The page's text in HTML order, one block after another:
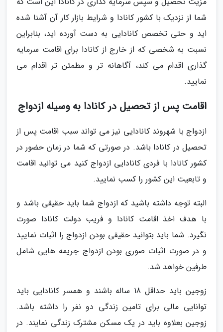
شما از نزدیک با کشور کانادا و شرایط بازار کار آن آشنا شده
اید و حتی تخصص کانادایی به دست آورده اید، بنابراین
نسبت به شخصی که از خارج از کانادا برای اقامت سرمایه
گذاری اقدام می کند، آگاهانه تر و مطمئن تر اقدام می
نمایید.
اقامت پس از تحصیل در کانادا به وسیله ازدواج
ازدواج با شهروند کانادایی نیز می تواند سبب اقامت پس از
تحصیل در کانادا باشد. در صورتی که شما در زمان حضور در
کشور کانادا با فردی کانادایی ازدواج کنید می توانید اقامت
و تابعیت این کشور را کسب نمایید.
البته توجه داشته باشید که ازدواج شما باید حقیقی باشد و
با هدف اخذ اقامت کانادا و فریب دولت کانادا صورت
نگیرد. شما باید بتوانید حقیقی بودن ازدواج را اثبات نمایید
و در صورت اثبات صوری بودن ازدواج جریمه هایی شامل
طرفین خواهد شد.
زوجین باید حداقل 18 ساله باشند و همسر کانادایی باید
توانایی مالی برای تامین زندگی دو نفر را داشته باشد.
زوجین بعلاوه باید در یک مسکن مشترک زندگی نمایند. در